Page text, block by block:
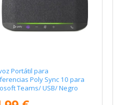
Portátil para
Poly Sync 10 para
Teams/ USB/ Negro